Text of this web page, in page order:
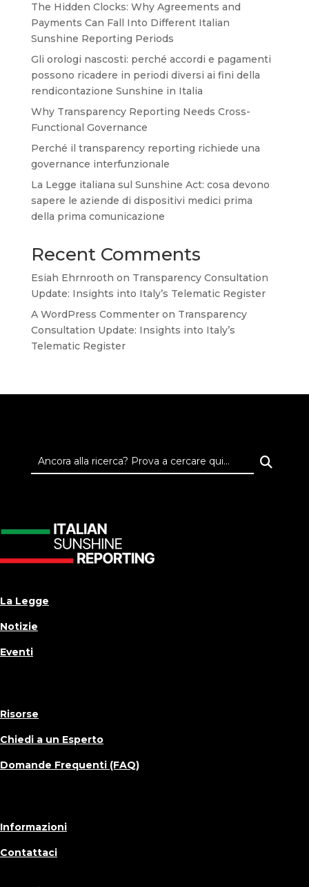
The Hidden Clocks: Why Agreements and
Payments Can Fall Into Different Italian
Sunshine Reporting Periods
Gli orologi nascosti: perché accordi e pagamenti
possono ricadere in periodi diversi ai fini della
rendicontazione Sunshine in Italia
Why Transparency Reporting Needs Cross-
Functional Governance
Perché il transparency reporting richiede una
governance interfunzionale
La Legge italiana sul Sunshine Act: cosa devono
sapere le aziende di dispositivi medici prima
della prima comunicazione
Recent Comments
Esiah Ehrnrooth on Transparency Consultation
Update: Insights into Italy’s Telematic Register
A WordPress Commenteron Transparency
Consultation Update: Insights into Italy’s
Telematic Register
La Legge
Notizie
Eventi
Risorse
Chiedi a un Esperto
Domande Frequenti (FAQ)
Informazioni
Contattaci